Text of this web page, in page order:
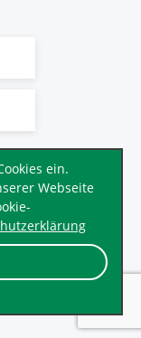
ein.
Webseite